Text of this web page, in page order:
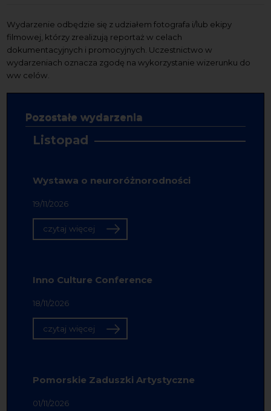
Wydarzenie odbędzie się z udziałem fotografa i/lub ekipy
filmowej, którzy zrealizują reportaż w celach
dokumentacyjnych i promocyjnych. Uczestnictwo w
wydarzeniach oznacza zgodę na wykorzystanie wizerunku do
ww celów.
Pozostałe wydarzenia
Listopad
Wystawa o neuroróżnorodności
19/11/2026
czytaj więcej
Inno Culture Conference
18/11/2026
czytaj więcej
Pomorskie Zaduszki Artystyczne
01/11/2026